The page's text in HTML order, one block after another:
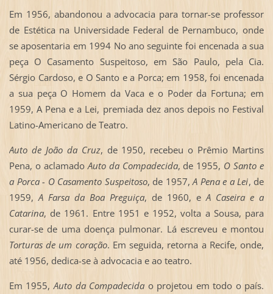
Em 1956, abandonou a advocacia para tornar-se professor
de Estética na Universidade Federal de Pernambuco, onde
se aposentaria em 1994 No ano seguinte foi encenada a sua
peça O Casamento Suspeitoso, em São Paulo, pela Cia.
Sérgio Cardoso, e O Santo e a Porca; em 1958, foi encenada
a sua peça O Homem da Vaca e o Poder da Fortuna; em
1959, A Pena e a Lei, premiada dez anos depois no Festival
Latino-Americano de Teatro.
Auto de João da Cruz, de 1950, recebeu o Prêmio Martins
Pena, o aclamado Auto da Compadecida, de 1955, O Santo e
a Porca - O Casamento Suspeitoso, de 1957,A Pena e a Lei, de
1959, A Farsa da Boa Preguiça, de 1960, eA Caseira e a
Catarina, de 1961. Entre 1951 e 1952, volta a Sousa, para
curar-se de uma doença pulmonar. Lá escreveu e montou
Torturas de um coração. Em seguida, retorna a Recife, onde,
até 1956, dedica-se à advocacia e ao teatro.
Em 1955, Auto da Compadecida o projetou em todo o país.